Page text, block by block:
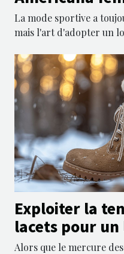
chaussure
La mode sportive a
mais l'art d'adopter un
Exploiter la
lacets pour
Alors que le mercure